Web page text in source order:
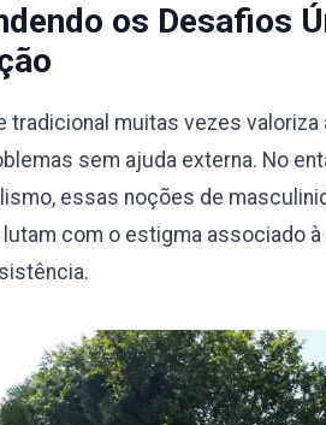
os Desafios
tradicional muitas vezes
sem ajuda externa. No
essas noções de
com o estigma associado